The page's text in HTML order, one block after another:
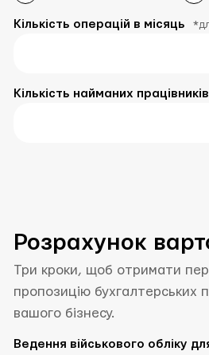
Кількість операцій в місяць
Кількість найманих працівників
Розрахунок
Три кроки, щоб отримати
пропозицію бухгалтерських
вашого бізнесу.
Ведення військового обліку